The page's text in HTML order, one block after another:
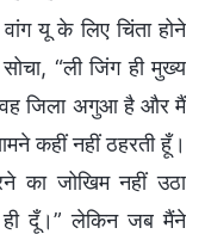
यू के लिए चिंता होने
“ली जिंग ही मुख्य
वह जिला अगुआ है और मैं
कहीं नहीं ठहरती हूँ।
का जोखिम नहीं उठा
दूँ।” लेकिन जब मैंने